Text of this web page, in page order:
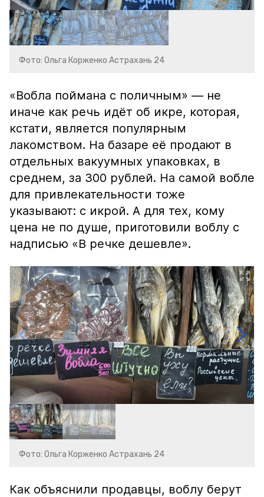
Фото: Ольга Корженко Астрахань 24
«Вобла поймана с поличным» — не
иначе как речь идёт об икре, которая,
кстати, является популярным
лакомством. На базаре её продают в
отдельных вакуумных упаковках, в
среднем, за 300 рублей. На самой вобле
для привлекательности тоже
указывают: с икрой. А для тех, кому
цена не по душе, приготовили воблу с
надписью «В речке дешевле».
Фото: Ольга Корженко Астрахань 24
Как объяснили продавцы, воблу берут